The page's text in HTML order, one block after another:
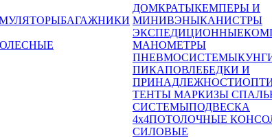
БАГАЖНИКИ
ДОМКРАТЫКЕМПЕРЫ И
МИНИВЭНЫКАНИСТРЫ
ЭКСПЕДИЦИОННЫЕ
МАНОМЕТРЫ
ПНЕВМОСИСТЕМЫ
ПИКАПОВЛЕБЕДКИ И
ПРИНАДЛЕЖНОСТИ
ТЕНТЫ МАРКИЗЫ
СИСТЕМЫПОДВЕСКА
4x4ПОТОЛОЧНЫЕ
СИЛОВЫЕ